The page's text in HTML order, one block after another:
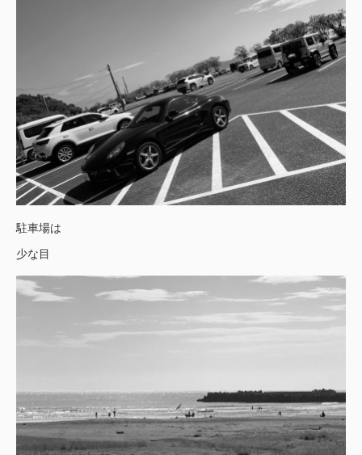
駐車場は
少な目